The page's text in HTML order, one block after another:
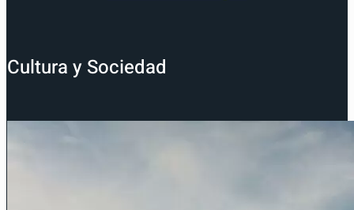
Cultura y Sociedad